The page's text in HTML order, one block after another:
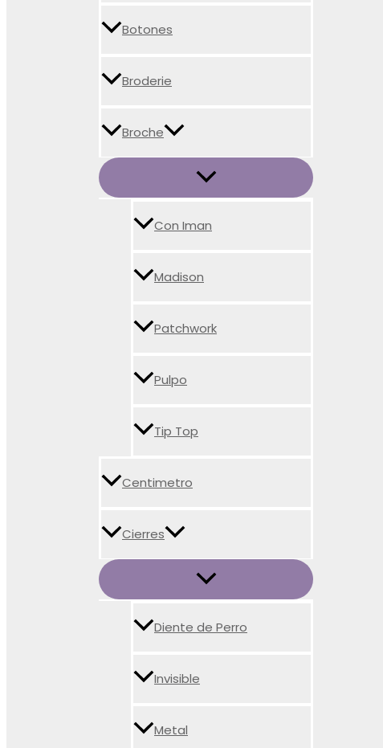
Botones
Broderie
Broche
Con Iman
Madison
Patchwork
Pulpo
Tip Top
Centimetro
Cierres
Diente de Perro
Invisible
Metal